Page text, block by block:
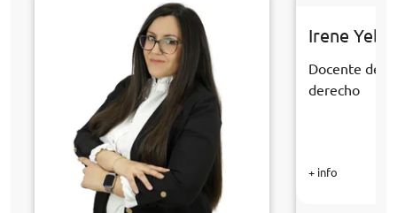
Irene
Docente de
derecho
+ info